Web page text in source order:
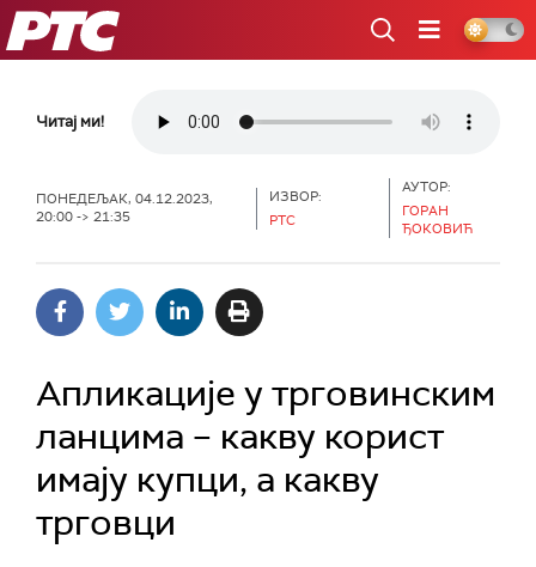
РТС
Читај ми!
ПОНЕДЕЉАК, 04.12.2023,
20:00 -> 21:35
ИЗВОР:
РТС
АУТОР:
ГОРАН
ЂОКОВИЋ
Апликације у трговинским
ланцима – какву корист
имају купци, а какву
трговци